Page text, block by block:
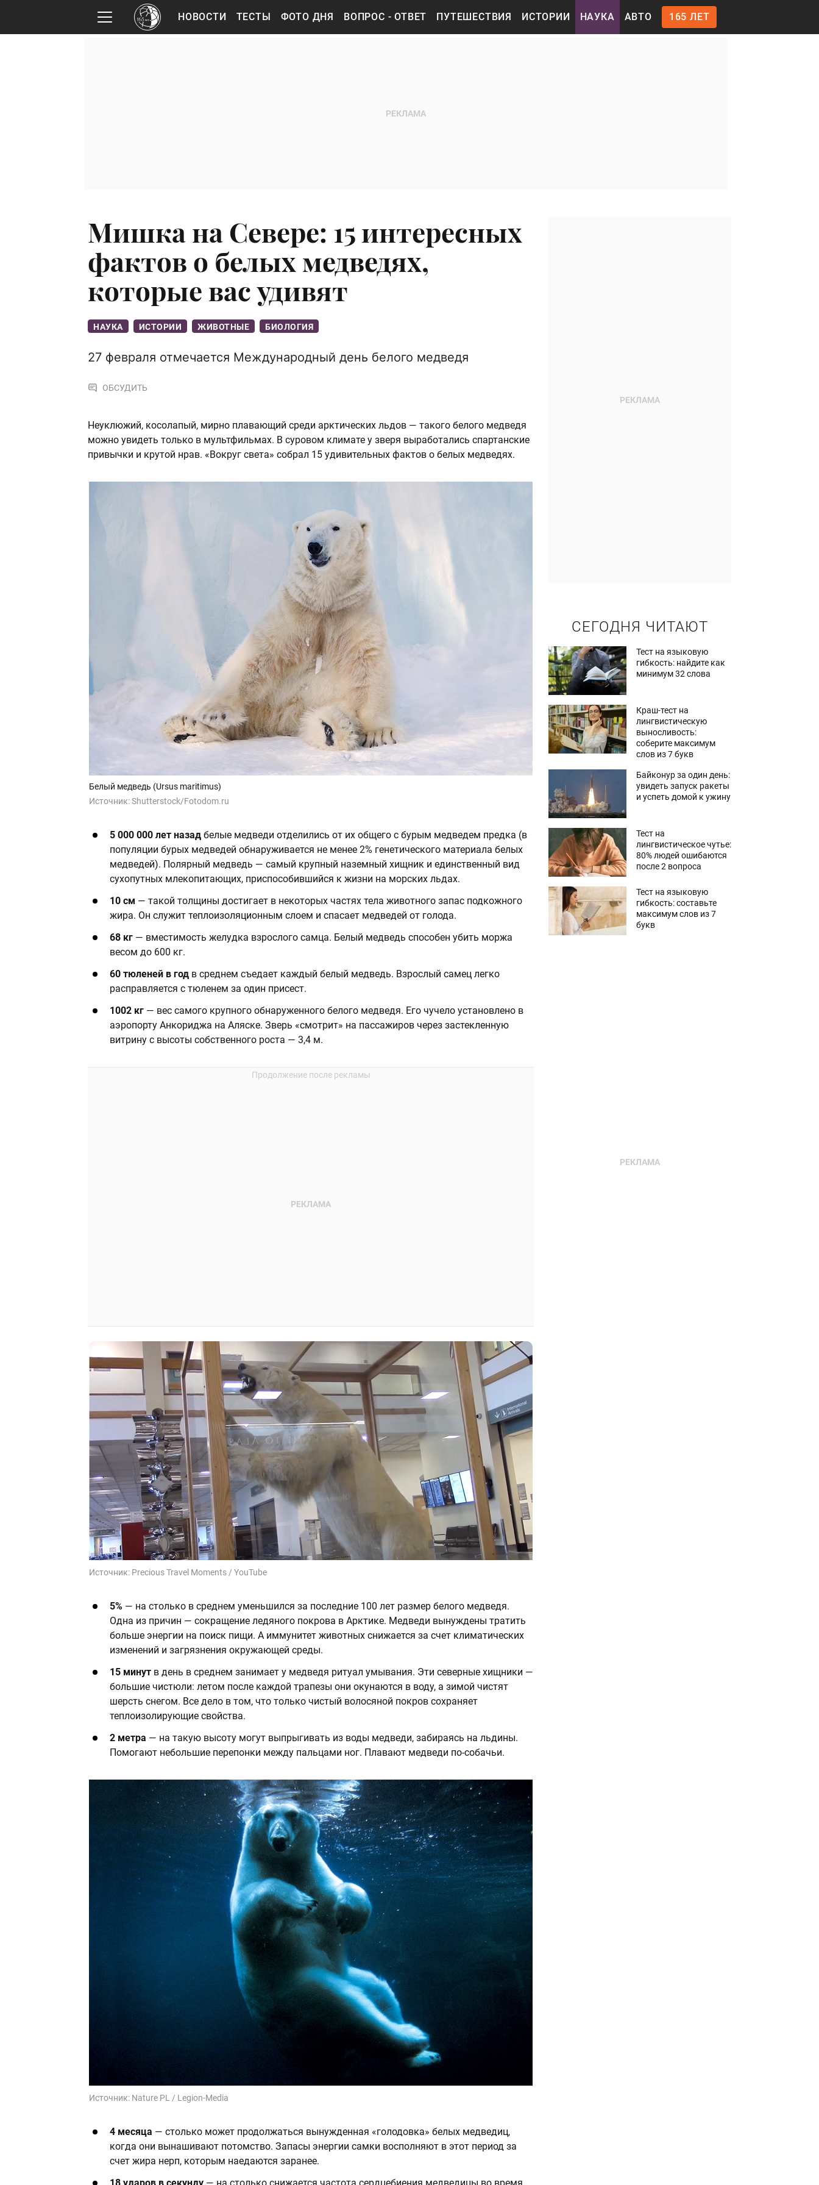
НОВОСТИ ТЕСТЫ ФОТО ДНЯ ВОПРОС - ОТВЕТ ПУТЕШЕСТВИЯ ИСТОРИИ НАУКА АВТО 165 ЛЕТ
Мишка на Севере: 15 интересных
фактов о белых медведях,
которые вас удивят
НАУКА ИСТОРИИ ЖИВОТНЫЕ БИОЛОГИЯ
27 февраля отмечается Международный день белого медведя
ОБСУДИТЬ
Неуклюжий, косолапый, мирно плавающий среди арктических льдов — такого белого медведя
можно увидеть только в мультфильмах. В суровом климате у зверя выработались спартанские
привычки и крутой нрав. «Вокруг света» собрал 15 удивительных фактов о белых медведях.
Белый медведь (Ursus maritimus)
Источник:Shutterstock/Fotodom.ru
5 000 000 лет назад белые медведи отделились от их общего с бурым медведем предка (в
популяции бурых медведей обнаруживается не менее 2% генетического материала белых
медведей). Полярный медведь — самый крупный наземный хищник и единственный вид
сухопутных млекопитающих, приспособившийся к жизни на морских льдах.
10 см — такой толщины достигает в некоторых частях тела животного запас подкожного
жира. Он служит теплоизоляционным слоем и спасает медведей от голода.
68 кг — вместимость желудка взрослого самца. Белый медведь способен убить моржа
весом до 600 кг.
60 тюленей в год в среднем съедает каждый белый медведь. Взрослый самец легко
расправляется с тюленем за один присест.
1002 кг — вес самого крупного обнаруженного белого медведя. Его чучело установлено в
аэропорту Анкориджа на Аляске. Зверь «смотрит» на пассажиров через застекленную
витрину с высоты собственного роста — 3,4 м.
Источник: Precious Travel Moments / YouTube
5% — на столько в среднем уменьшился за последние 100 лет размер белого медведя.
Одна из причин — сокращение ледяного покрова в Арктике. Медведи вынуждены тратить
больше энергии на поиск пищи. А иммунитет животных снижается за счет климатических
изменений и загрязнения окружающей среды.
15 минут в день в среднем занимает у медведя ритуал умывания. Эти северные хищники —
большие чистюли: летом после каждой трапезы они окунаются в воду, а зимой чистят
шерсть снегом. Все дело в том, что только чистый волосяной покров сохраняет
теплоизолирующие свойства.
2 метра — на такую высоту могут выпрыгивать из воды медведи, забираясь на льдины.
Помогают небольшие перепонки между пальцами ног. Плавают медведи по-собачьи.
Источник: Nature PL / Legion-Media
4 месяца — столько может продолжаться вынужденная «голодовка» белых медведиц,
когда они вынашивают потомство. Запасы энергии самки восполняют в этот период за
счет жира нерп, которым наедаются заранее.
СЕГОДНЯ ЧИТАЮТ
Тест на языковую
гибкость: найдите как
минимум 32 слова
Краш-тест на
лингвистическую
выносливость:
соберите максимум
слов из 7 букв
Байконур за один день:
увидеть запуск ракеты
и успеть домой к ужину
Тест на
лингвистическое чутье:
80% людей ошибаются
после 2 вопроса
Тест на языковую
гибкость: составьте
максимум слов из 7
букв